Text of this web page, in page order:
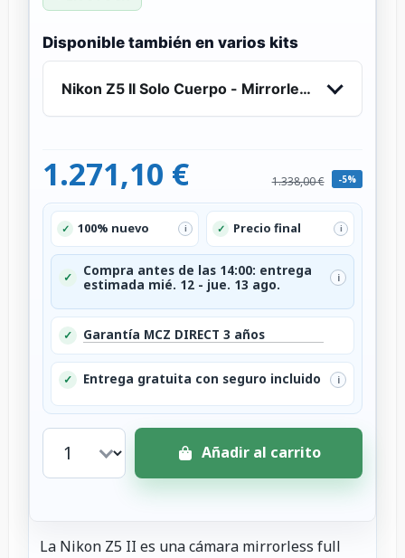
Disponible también en varios kits
Nikon Z5 II Solo Cuerpo - Mirrorless Full Frame
1.271,10 € 1.338,00 € -5%
✓ 100% nuevo i ✓ Precio final i
✓
Compra antes de las 14:00: entrega
estimada mié. 12 - jue. 13 ago.
i
✓ Garantía MCZ DIRECT 3 años
✓ Entrega gratuita con seguro incluido i
Añadir al carrito
La Nikon Z5 II es una cámara mirrorless full